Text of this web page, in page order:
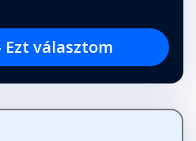
Ezt választom